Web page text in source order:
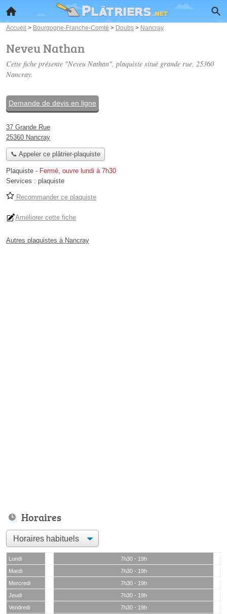
Accueil > Bourgogne-Franche-Comté > Doubs > Nancray
Neveu Nathan
Cette fiche présente "Neveu Nathan", plaquiste situé grande rue, 25360
Nancray.
Demande de devis en ligne
37 Grande Rue
25360 Nancray
📞 Appeler ce plâtrier-plaquiste
Plaquiste - Fermé, ouvre lundi à 7h30
Services : plaquiste
Recommander ce plaquiste
Améliorer cette fiche
Autres plaquistes à Nancray
Horaires
Lundi
7h30 - 19h
Mardi
7h30 - 19h
Mercredi
7h30 - 19h
Jeudi
7h30 - 19h
Vendredi
7h30 - 19h